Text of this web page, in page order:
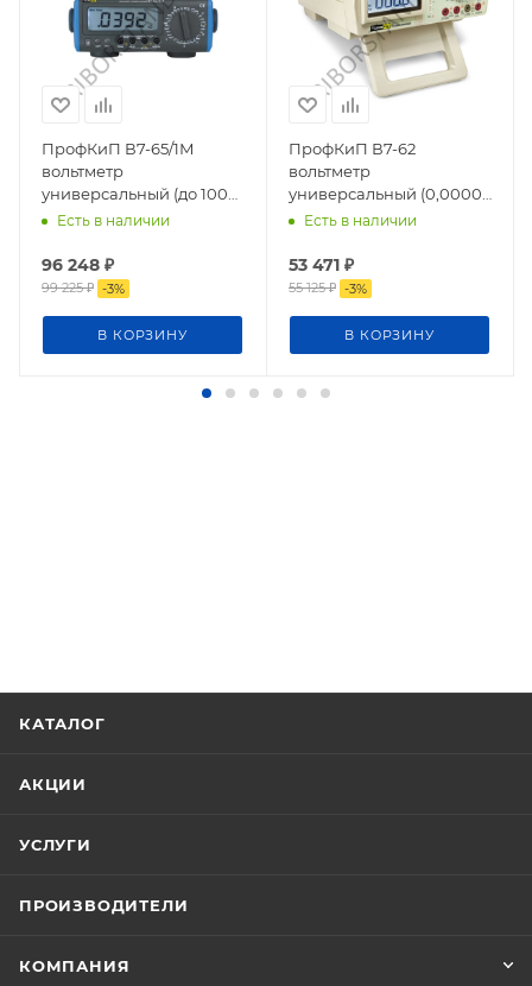
ПрофКиП В7-65/1М
вольтметр
универсальный (до 1000
В) Есть в наличии
96 248 ₽
99 225₽ -3%
В КОРЗИНУ
ПрофКиП В7-62
вольтметр
универсальный (0,00001
до 1000 В)
Есть в наличии
53 471 ₽
55 125₽ -3%
В КОРЗИНУ
КАТАЛОГ
АКЦИИ
УСЛУГИ
ПРОИЗВОДИТЕЛИ
КОМПАНИЯ